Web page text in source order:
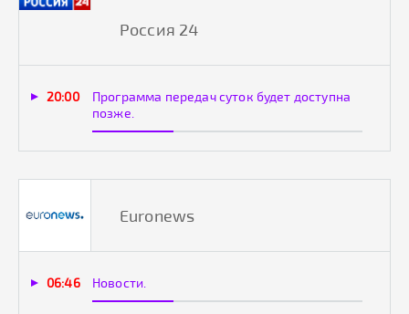
Россия 24
20:00
Программа передач суток будет доступна
позже.
Euronews
06:46 Новости.